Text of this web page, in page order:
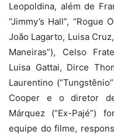
Leopoldina, além de
“Jimmy’s Hall”, “Rogue
João Lagarto, Luisa
Maneiras”), Celso
Luisa Gattai, Dirce
Laurentino
Cooper e o diretor
Márquez (“Ex-Pajé”)
equipe do filme,